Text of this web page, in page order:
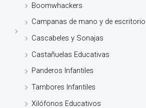
Boomwhackers
Campanas de mano y de escritorio
Cascabeles y Sonajas
Castañuelas Educativas
Panderos Infantiles
Tambores Infantiles
Xilófonos Educativos